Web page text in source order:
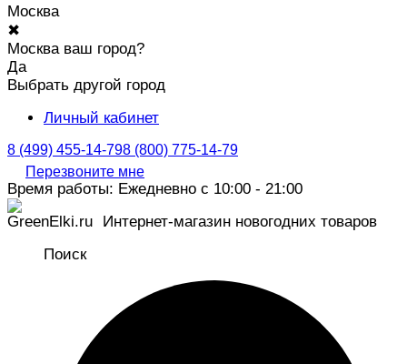
Москва
✖
Москва ваш город?
Да
Выбрать другой город
Личный кабинет
8 (499) 455-14-798 (800) 775-14-79
Перезвоните мне
Время работы: Ежедневно с 10:00 - 21:00
Интернет-магазин новогодних товаров
Поиск